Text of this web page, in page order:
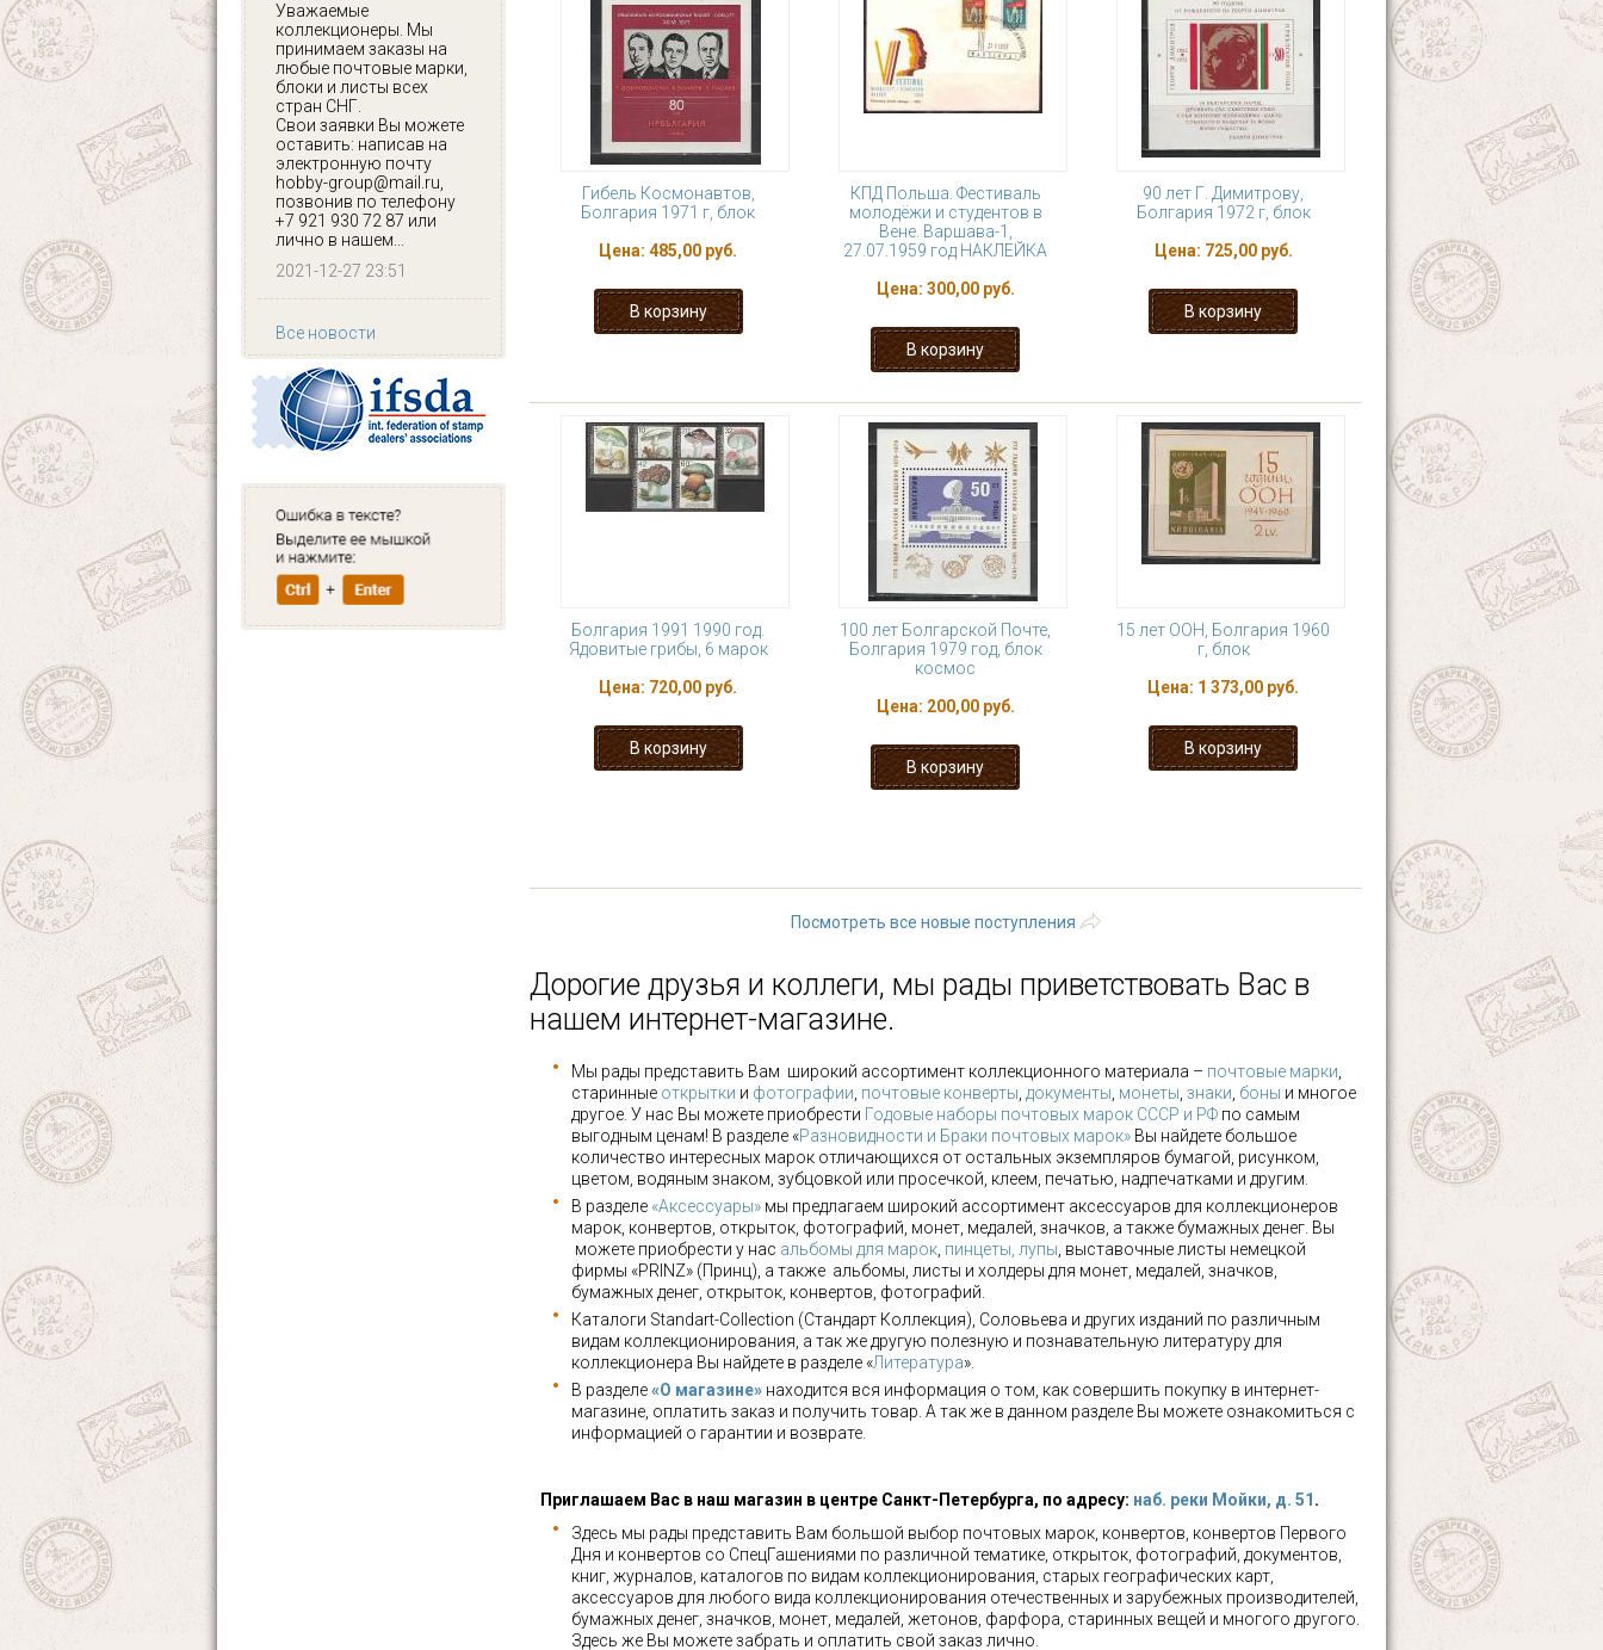
Уважаемые
коллекционеры. Мы
принимаем заказы на
любые почтовые марки,
блоки и листы всех
стран СНГ.
Свои заявки Вы можете
оставить: написав на
электронную почту
hobby-group@mail.ru,
позвонив по телефону
+7 921 930 72 87 или
лично в нашем...
2021-12-27 23:51
Все новости
Гибель Космонавтов,
Болгария 1971 г, блок
Цена: 485,00 руб.
КПД Польша. Фестиваль
молодёжи и студентов в
Вене. Варшава-1,
27.07.1959 год НАКЛЕЙКА
Цена: 300,00 руб.
90 лет Г. Димитрову,
Болгария 1972 г, блок
Цена: 725,00 руб.
Болгария 1991 1990 год.
Ядовитые грибы, 6 марок
Цена: 720,00 руб.
100 лет Болгарской Почте,
Болгария 1979 год, блок
космос
Цена: 200,00 руб.
15 лет ООН, Болгария 1960
г, блок
Цена: 1 373,00 руб.
Посмотреть все новые поступления
Дорогие друзья и коллеги, мы рады приветствовать Вас в
нашем интернет-магазине.
Мы рады представить Вам широкий ассортимент коллекционного материала – почтовые марки
старинные открытки и фотографии почтовые конверты документы монеты знаки боны и многое
другое. У нас Вы можете приобрести Годовые наборы почтовых марок СССР и РФ по самым
выгодным ценам! В разделе «Разновидности и Браки почтовых марок» Вы найдете большое
количество интересных марок отличающихся от остальных экземпляров бумагой, рисунком,
цветом, водяным знаком, зубцовкой или просечкой, клеем, печатью, надпечатками и другим.
В разделе «Аксессуары» мы предлагаем широкий ассортимент аксессуаров для коллекционеров
марок, конвертов, открыток, фотографий, монет, медалей, значков, а также бумажных денег. Вы
можете приобрести у нас альбомы для марок пинцеты, лупы , выставочные листы немецкой
фирмы «PRINZ» (Принц), а также альбомы, листы и холдеры для монет, медалей, значков,
бумажных денег, открыток, конвертов, фотографий.
Каталоги Standart-Collection (Стандарт Коллекция), Соловьева и других изданий по различным
видам коллекционирования, а так же другую полезную и познавательную литературу для
коллекционера Вы найдете в разделе «Литература».
В разделе«О магазине» находится вся информация о том, как совершить покупку в интернет-
магазине, оплатить заказ и получить товар. А так же в данном разделе Вы можете ознакомиться с
информацией о гарантии и возврате.
Приглашаем Вас в наш магазин в центре Санкт-Петербурга, по адресу: наб. реки Мойки, д. 51 .
Здесь мы рады представить Вам большой выбор почтовых марок, конвертов, конвертов Первого
Дня и конвертов со СпецГашениями по различной тематике, открыток, фотографий, документов,
книг, журналов, каталогов по видам коллекционирования, старых географических карт,
аксессуаров для любого вида коллекционирования отечественных и зарубежных производителей,
бумажных денег, значков, монет, медалей, жетонов, фарфора, старинных вещей и многого другого.
Здесь же Вы можете забрать и оплатить свой заказ лично.